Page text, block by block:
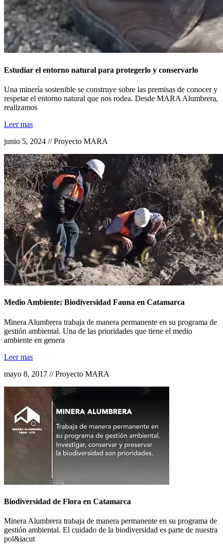
Estudiar el entorno natural para protegerlo y conservarlo
Una minería sostenible se construye sobre las premisas de conocer y
respetar el entorno natural que nos rodea. Desde MARA Alumbrera,
realizamos
Leer mas
junio 5, 2024 // Proyecto MARA
Medio Ambiente: Biodiversidad Fauna en Catamarca
Minera Alumbrera trabaja de manera permanente en su programa de
gestión ambiental. Una de las prioridades que tiene el medio
ambiente en genera
Leer mas
mayo 8, 2017 // Proyecto MARA
Biodiversidad de Flora en Catamarca
Minera Alumbrera trabaja de manera permanente en su programa de
gestión ambiental. El cuidado de la biodiversidad es parte de nuestra
pol&iacut